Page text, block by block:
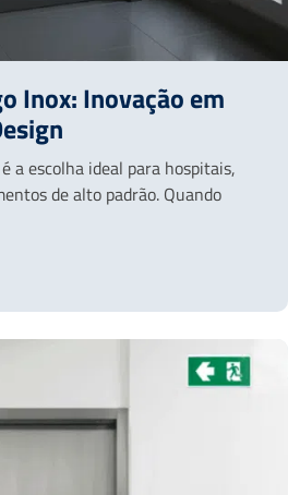
Inox: Inovação em
a escolha ideal para hospitais,
de alto padrão. Quando